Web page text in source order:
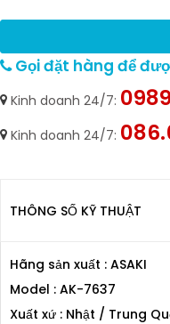
Gọi đặt hàng để
Kinh doanh 24/7:
Kinh doanh 24/7:
THÔNG SỐ KỸ THUẬT
Hãng sản xuất : ASAKI
Model : AK-7637
Xuất xứ : Nhật / Trung